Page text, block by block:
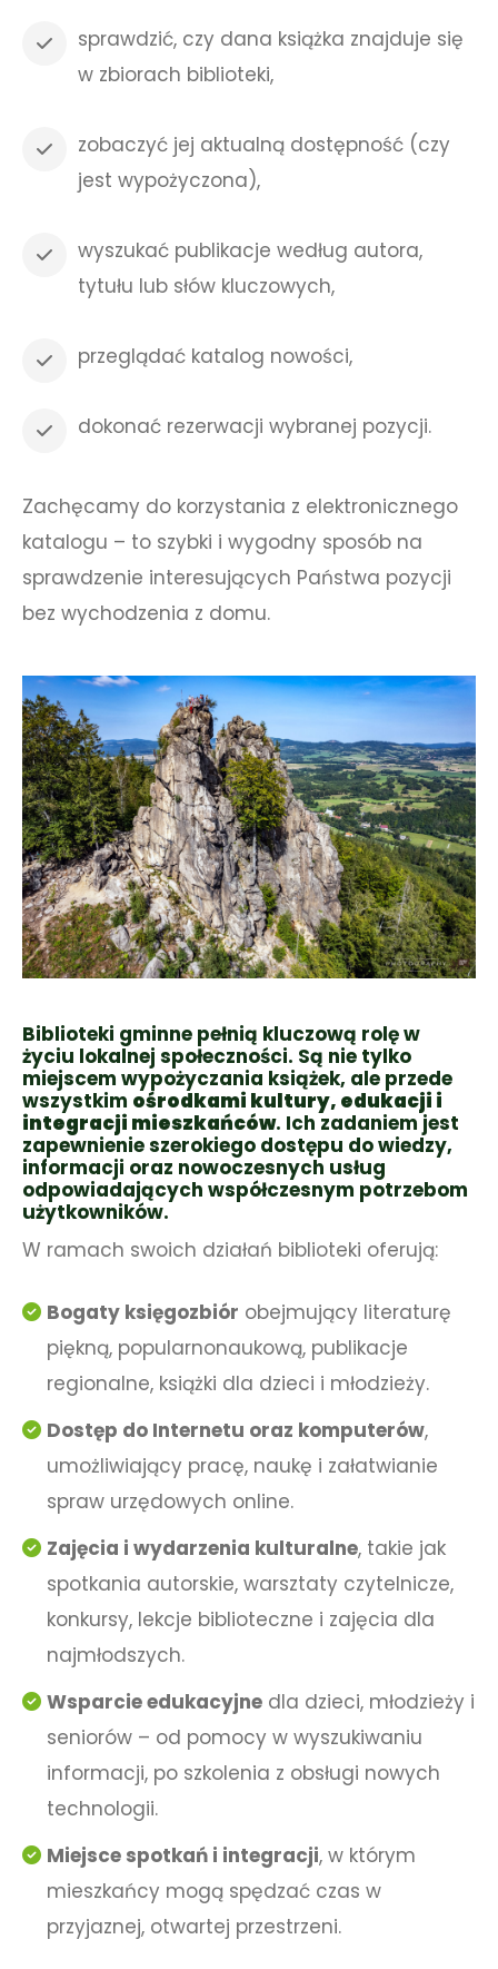
sprawdzić, czy dana książka znajduje się
w zbiorach biblioteki,
zobaczyć jej aktualną dostępność (czy
jest wypożyczona),
wyszukać publikacje według autora,
tytułu lub słów kluczowych,
przeglądać katalog nowości,
dokonać rezerwacji wybranej pozycji.
Zachęcamy do korzystania z elektronicznego
katalogu – to szybki i wygodny sposób na
sprawdzenie interesujących Państwa pozycji
bez wychodzenia z domu.
Biblioteki gminne pełnią kluczową rolę w
życiu lokalnej społeczności. Są nie tylko
miejscem wypożyczania książek, ale przede
wszystkim ośrodkami kultury, edukacji i
integracji mieszkańców. Ich zadaniem jest
zapewnienie szerokiego dostępu do wiedzy,
informacji oraz nowoczesnych usług
odpowiadających współczesnym potrzebom
użytkowników.
W ramach swoich działań biblioteki oferują:
Bogaty księgozbiór obejmujący literaturę
piękną, popularnonaukową, publikacje
regionalne, książki dla dzieci i młodzieży.
Dostęp do Internetu oraz komputerów,
umożliwiający pracę, naukę i załatwianie
spraw urzędowych online.
Zajęcia i wydarzenia kulturalne, takie jak
spotkania autorskie, warsztaty czytelnicze,
konkursy, lekcje biblioteczne i zajęcia dla
najmłodszych.
Wsparcie edukacyjne dla dzieci, młodzieży i
seniorów – od pomocy w wyszukiwaniu
informacji, po szkolenia z obsługi nowych
technologii.
Miejsce spotkań i integracji, w którym
mieszkańcy mogą spędzać czas w
przyjaznej, otwartej przestrzeni.